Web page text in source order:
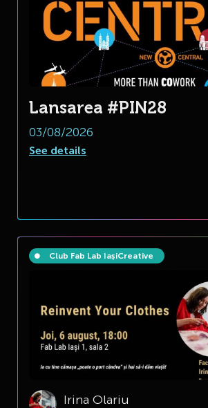
Lansarea #PIN28
03/08/2026
See details
Club Fab Lab IașiCreative
Irina Olariu